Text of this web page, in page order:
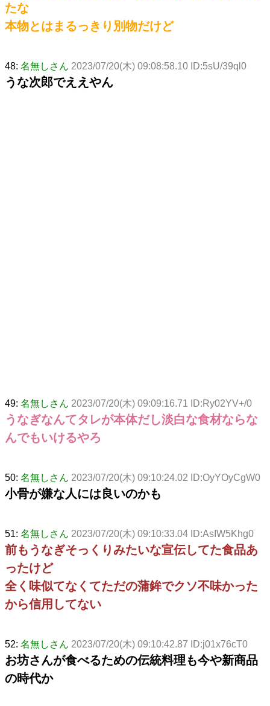
たな
本物とはまるっきり別物だけど
48: 名無しさん 2023/07/20(木) 09:08:58.10 ID:5sU/39ql0
うな次郎でええやん
49: 名無しさん 2023/07/20(木) 09:09:16.71 ID:Ry02YV+/0
うなぎなんてタレが本体だし淡白な食材ならな
んでもいけるやろ
50: 名無しさん 2023/07/20(木) 09:10:24.02 ID:OyYOyCgW0
小骨が嫌な人には良いのかも
51: 名無しさん 2023/07/20(木) 09:10:33.04 ID:AsIW5Khg0
前もうなぎそっくりみたいな宣伝してた食品あ
ったけど
全く味似てなくてただの蒲鉾でクソ不味かった
から信用してない
52: 名無しさん 2023/07/20(木) 09:10:42.87 ID:j01x76cT0
お坊さんが食べるための伝統料理も今や新商品
の時代か